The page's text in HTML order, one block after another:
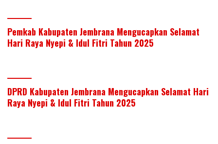
Pemkab Kabupaten Jembrana Mengucapkan Selamat
Hari Raya Nyepi & Idul Fitri Tahun 2025
DPRD Kabupaten Jembrana Mengucapkan Selamat Hari
Raya Nyepi & Idul Fitri Tahun 2025